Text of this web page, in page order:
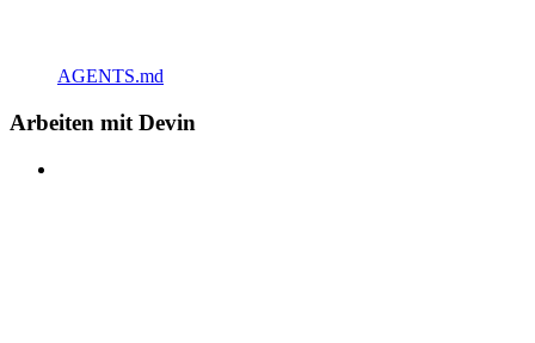
AGENTS.md
Arbeiten mit Devin